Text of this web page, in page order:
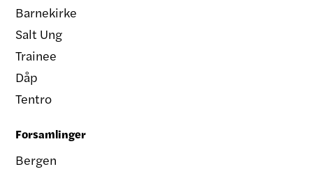
Barnekirke
Salt Ung
Trainee
Dåp
Tentro
Forsamlinger
Bergen